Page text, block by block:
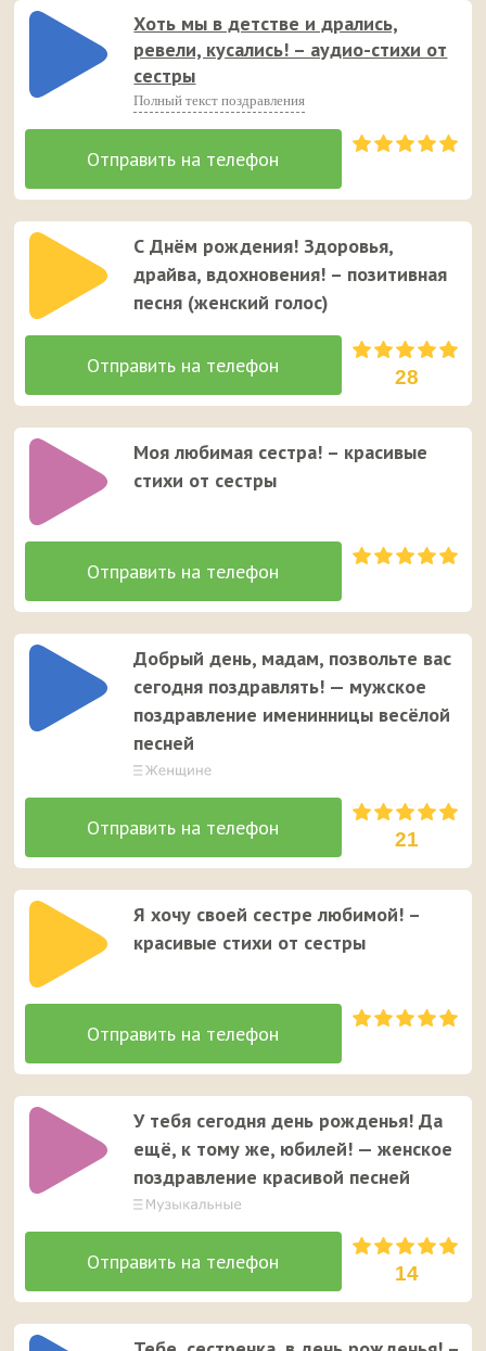
Хоть мы в детстве и дрались,
ревели, кусались! – аудио-стихи от
сестры
Полный текст поздравления
С Днём рождения! Здоровья,
драйва, вдохновения! – позитивная
песня (женский голос)
28
Моя любимая сестра! – красивые
стихи от сестры
Добрый день, мадам, позвольте вас
сегодня поздравлять! — мужское
поздравление именинницы весёлой
песней
21
Я хочу своей сестре любимой! –
красивые стихи от сестры
У тебя сегодня день рожденья! Да
ещё, к тому же, юбилей! — женское
поздравление красивой песней
14